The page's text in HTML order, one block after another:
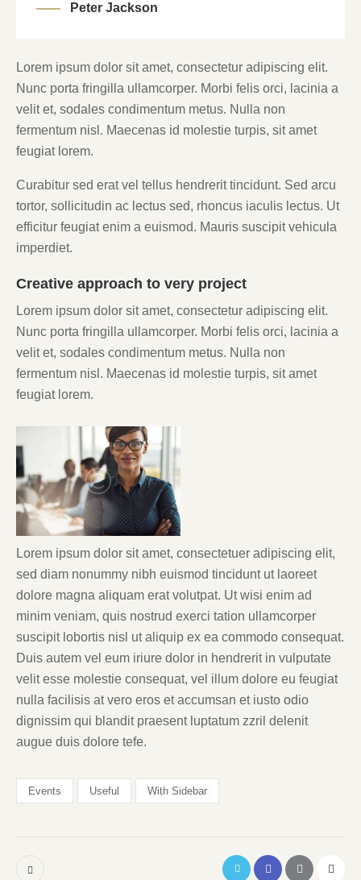
Peter Jackson
Lorem ipsum dolor sit amet, consectetur adipiscing elit.
Nunc porta fringilla ullamcorper. Morbi felis orci, lacinia a
velit et, sodales condimentum metus. Nulla non
fermentum nisl. Maecenas id molestie turpis, sit amet
feugiat lorem.
Curabitur sed erat vel tellus hendrerit tincidunt. Sed arcu
tortor, sollicitudin ac lectus sed, rhoncus iaculis lectus. Ut
efficitur feugiat enim a euismod. Mauris suscipit vehicula
imperdiet.
Creative approach to very project
Lorem ipsum dolor sit amet, consectetur adipiscing elit.
Nunc porta fringilla ullamcorper. Morbi felis orci, lacinia a
velit et, sodales condimentum metus. Nulla non
fermentum nisl. Maecenas id molestie turpis, sit amet
feugiat lorem.
Lorem ipsum dolor sit amet, consectetuer adipiscing elit,
sed diam nonummy nibh euismod tincidunt ut laoreet
dolore magna aliquam erat volutpat. Ut wisi enim ad
minim veniam, quis nostrud exerci tation ullamcorper
suscipit lobortis nisl ut aliquip ex ea commodo consequat.
Duis autem vel eum iriure dolor in hendrerit in vulputate
velit esse molestie consequat, vel illum dolore eu feugiat
nulla facilisis at vero eros et accumsan et iusto odio
dignissim qui blandit praesent luptatum zzril delenit
augue duis dolore tefe.
Events Useful With Sidebar